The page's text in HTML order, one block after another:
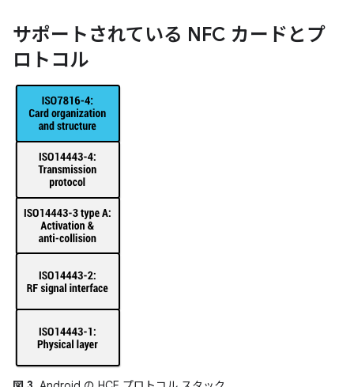
サポートされている NFC カードとプ
ロトコル